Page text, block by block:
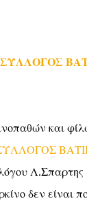
ΣΥΛΛΟΓΟΣ
και
δεν είναι